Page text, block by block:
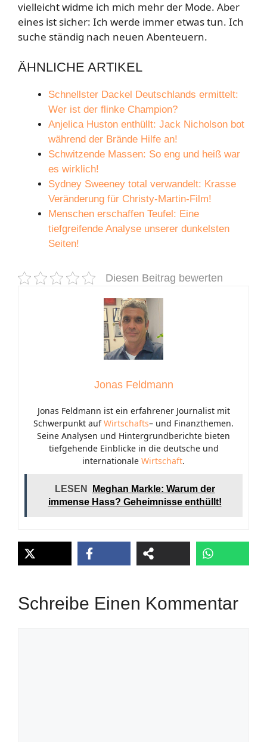
vielleicht widme ich mich mehr der Mode. Aber
eines ist sicher: Ich werde immer etwas tun. Ich
suche ständig nach neuen Abenteuern.
ÄHNLICHE ARTIKEL
Schnellster Dackel Deutschlands ermittelt:
Wer ist der flinke Champion?
Anjelica Huston enthüllt: Jack Nicholson bot
während der Brände Hilfe an!
Schwitzende Massen: So eng und heiß war
es wirklich!
Sydney Sweeney total verwandelt: Krasse
Veränderung für Christy-Martin-Film!
Menschen erschaffen Teufel: Eine
tiefgreifende Analyse unserer dunkelsten
Seiten!
Diesen Beitrag bewerten
Jonas Feldmann
Jonas Feldmann ist ein erfahrener Journalist mit
Schwerpunkt aufWirtschafts– und Finanzthemen.
Seine Analysen und Hintergrundberichte bieten
tiefgehende Einblicke in die deutsche und
internationale Wirtschaft.
LESEN
Meghan Markle: Warum der
immense Hass? Geheimnisse enthüllt!
Schreibe Einen Kommentar